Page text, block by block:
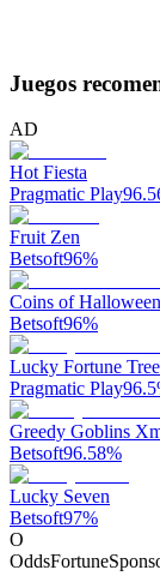
Juegos
AD
Hot Fiesta
Pragmatic Play
Fruit Zen
Betsoft96%
Coins of Halloween
Betsoft96%
Lucky Fortune Tree
Pragmatic Play96.5
Greedy Goblins
Betsoft96.58%
Lucky Seven
Betsoft97%
O
OddsFortune